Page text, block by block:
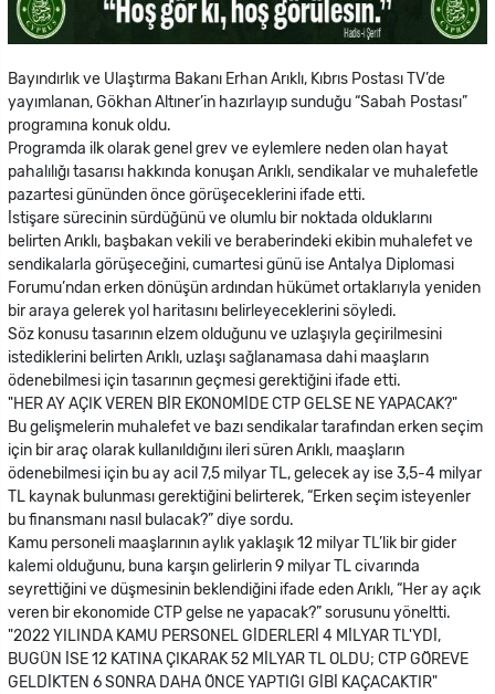
Bayındırlık ve Ulaştırma Bakanı Erhan Arıklı, Kıbrıs Postası TV’de
yayımlanan, Gökhan Altıner’in hazırlayıp sunduğu “Sabah Postası”
programına konuk oldu.
Programda ilk olarak genel grev ve eylemlere neden olan hayat
pahalılığı tasarısı hakkında konuşan Arıklı, sendikalar ve muhalefetle
pazartesi gününden önce görüşeceklerini ifade etti.
İstişare sürecinin sürdüğünü ve olumlu bir noktada olduklarını
belirten Arıklı, başbakan vekili ve beraberindeki ekibin muhalefet ve
sendikalarla görüşeceğini, cumartesi günü ise Antalya Diplomasi
Forumu’ndan erken dönüşün ardından hükümet ortaklarıyla yeniden
bir araya gelerek yol haritasını belirleyeceklerini söyledi.
Söz konusu tasarının elzem olduğunu ve uzlaşıyla geçirilmesini
istediklerini belirten Arıklı, uzlaşı sağlanamasa dahi maaşların
ödenebilmesi için tasarının geçmesi gerektiğini ifade etti.
"HER AY AÇIK VEREN BİR EKONOMİDE CTP GELSE NE YAPACAK?"
Bu gelişmelerin muhalefet ve bazı sendikalar tarafından erken seçim
için bir araç olarak kullanıldığını ileri süren Arıklı, maaşların
ödenebilmesi için bu ay acil 7,5 milyar TL, gelecek ay ise 3,5-4 milyar
TL kaynak bulunması gerektiğini belirterek, “Erken seçim isteyenler
bu finansmanı nasıl bulacak?” diye sordu.
Kamu personeli maaşlarının aylık yaklaşık 12 milyar TL’lik bir gider
kalemi olduğunu, buna karşın gelirlerin 9 milyar TL civarında
seyrettiğini ve düşmesinin beklendiğini ifade eden Arıklı, “Her ay açık
veren bir ekonomide CTP gelse ne yapacak?” sorusunu yöneltti.
"2022 YILINDA KAMU PERSONEL GİDERLERİ 4 MİLYAR TL'YDİ,
BUGÜN İSE 12 KATINA ÇIKARAK 52 MİLYAR TL OLDU; CTP GÖREVE
GELDİKTEN 6 SONRA DAHA ÖNCE YAPTIĞI GİBİ KAÇACAKTIR"